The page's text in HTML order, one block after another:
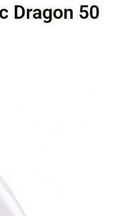
Dragon 50